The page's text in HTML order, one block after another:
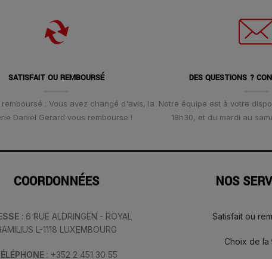
SATISFAIT OU REMBOURSÉ
: Vous avez changé d'avis, la
Daniel Gerard vous rembourse !
DES QUESTIONS ?
Notre équipe est à votre
18h30, et du mardi au
COORDONNÉES
: 6 RUE ALDRINGEN - ROYAL
L-1118 LUXEMBOURG
: +352 2 451 30 55
NOS
Satisfait ou
Choix de la